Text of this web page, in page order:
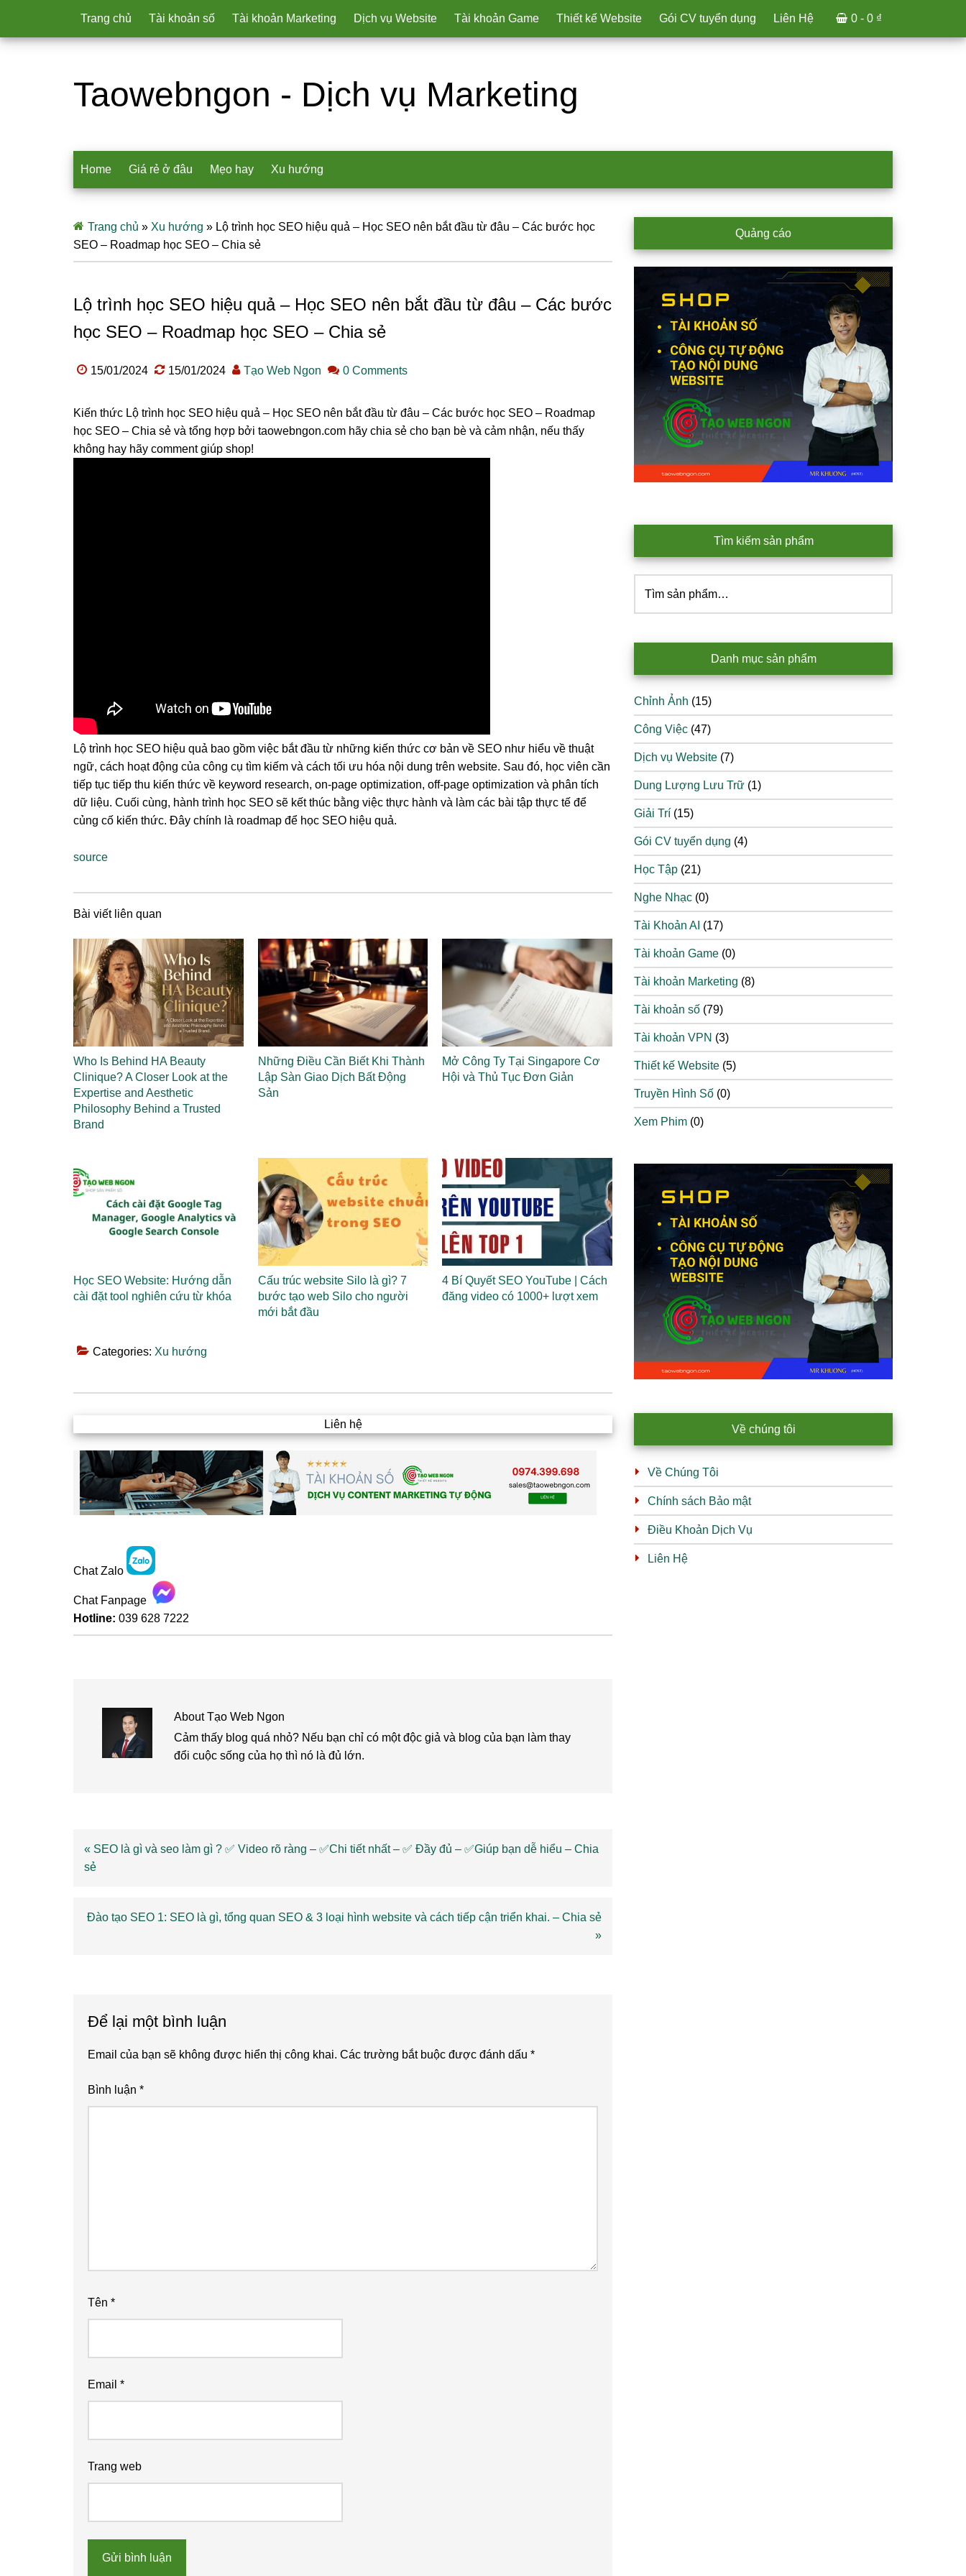
Trang chủ Tài khoản số Tài khoản Marketing Dịch vụ Website Tài khoản Game Thiết kế Website Gói CV tuyển dụng Liên Hệ 0 - 0 ₫
Taowebngon - Dịch vụ Marketing
Home Giá rẻ ở đâu Mẹo hay Xu hướng
Trang chủ » Xu hướng » Lộ trình học SEO hiệu quả – Học SEO nên bắt đầu từ đâu – Các bước học
SEO – Roadmap học SEO – Chia sẻ
Lộ trình học SEO hiệu quả – Học SEO nên bắt đầu từ đâu – Các bước
học SEO – Roadmap học SEO – Chia sẻ
15/01/2024 15/01/2024 Tạo Web Ngon 0 Comments
Kiến thức Lộ trình học SEO hiệu quả – Học SEO nên bắt đầu từ đâu – Các bước học SEO – Roadmap
học SEO – Chia sẻ và tổng hợp bởi taowebngon.com hãy chia sẻ cho bạn bè và cảm nhận, nếu thấy
không hay hãy comment giúp shop!
Lộ trình học SEO hiệu quả bao gồm việc bắt đầu từ những kiến thức cơ bản về SEO như hiểu về thuật
ngữ, cách hoạt động của công cụ tìm kiếm và cách tối ưu hóa nội dung trên website. Sau đó, học viên cần
tiếp tục tiếp thu kiến thức về keyword research, on-page optimization, off-page optimization và phân tích
dữ liệu. Cuối cùng, hành trình học SEO sẽ kết thúc bằng việc thực hành và làm các bài tập thực tế để
củng cố kiến thức. Đây chính là roadmap để học SEO hiệu quả.
source
Bài viết liên quan
Who Is Behind HA Beauty
Clinique? A Closer Look at the
Expertise and Aesthetic
Philosophy Behind a Trusted
Brand
Những Điều Cần Biết Khi Thành
Lập Sàn Giao Dịch Bất Động
Sản
Mở Công Ty Tại Singapore Cơ
Hội và Thủ Tục Đơn Giản
Học SEO Website: Hướng dẫn
cài đặt tool nghiên cứu từ khóa
Cấu trúc website Silo là gì? 7
bước tạo web Silo cho người
mới bắt đầu
4 Bí Quyết SEO YouTube | Cách
đăng video có 1000+ lượt xem
Categories: Xu hướng
Liên hệ
Chat Zalo
Chat Fanpage
Hotline: 039 628 7222
AboutTạo Web Ngon
Cảm thấy blog quá nhỏ? Nếu bạn chỉ có một độc giả và blog của bạn làm thay
đổi cuộc sống của họ thì nó là đủ lớn.
Previous
Post:
« SEO là gì và seo làm gì ? ✅ Video rõ ràng – ✅Chi tiết nhất – ✅ Đầy đủ – ✅Giúp bạn dễ hiểu – Chia
sẻ
Next
Đào tạo SEO 1: SEO là gì, tổng quan SEO & 3 loại hình website và cách tiếp cận triển khai. – Chia sẻ
»
Để lại một bình luận
Email của bạn sẽ không được hiển thị công khai. Các trường bắt buộc được đánh dấu *
Bình luận *
Tên *
Email *
Trang web
Sidebar
Quảng cáo
Tìm kiếm sản phẩm
kiếm:
Danh mục sản phẩm
Chỉnh Ảnh (15)
Công Việc (47)
Dịch vụ Website (7)
Dung Lượng Lưu Trữ (1)
Giải Trí (15)
Gói CV tuyển dụng (4)
Học Tập (21)
Nghe Nhạc (0)
Tài Khoản AI (17)
Tài khoản Game (0)
Tài khoản Marketing (8)
Tài khoản số (79)
Tài khoản VPN (3)
Thiết kế Website (5)
Truyền Hình Số (0)
Xem Phim (0)
Về chúng tôi
Về Chúng Tôi
Chính sách Bảo mật
Điều Khoản Dịch Vụ
Liên Hệ